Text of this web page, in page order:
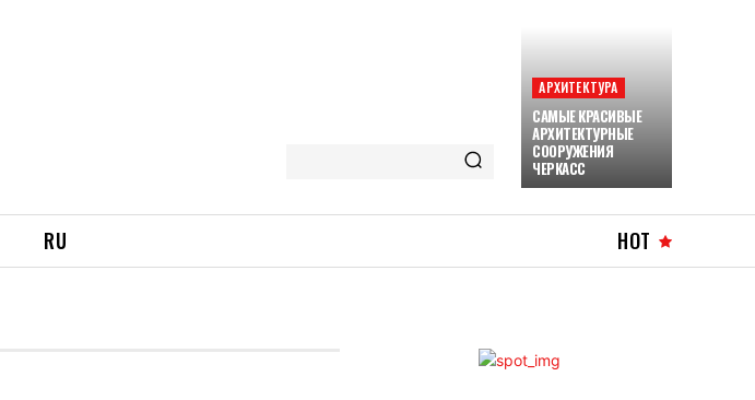
АРХИТЕКТУРА
САМЫЕ КРАСИВЫЕ
АРХИТЕКТУРНЫЕ
СООРУЖЕНИЯ
ЧЕРКАСС
RU HOT